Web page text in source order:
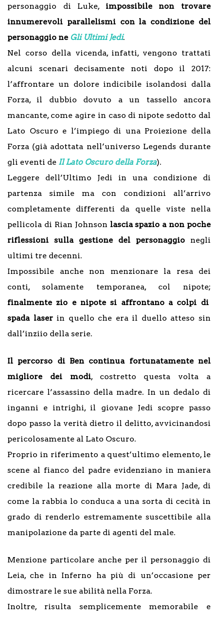
personaggio di Luke, impossibile non trovare
innumerevoli parallelismi con la condizione del
personaggio ne Gli Ultimi Jedi.
Nel corso della vicenda, infatti, vengono trattati
alcuni scenari decisamente noti dopo il 2017:
l’affrontare un dolore indicibile isolandosi dalla
Forza, il dubbio dovuto a un tassello ancora
mancante, come agire in caso di nipote sedotto dal
Lato Oscuro e l’impiego di una Proiezione della
Forza (già adottata nell’universo Legends durante
gli eventi de Il Lato Oscuro della Forza).
Leggere dell’Ultimo Jedi in una condizione di
partenza simile ma con condizioni all’arrivo
completamente differenti da quelle viste nella
pellicola di Rian Johnson lascia spazio a non poche
riflessioni sulla gestione del personaggio negli
ultimi tre decenni.
Impossibile anche non menzionare la resa dei
conti, solamente temporanea, col nipote;
finalmente zio e nipote si affrontano a colpi di
spada laserin quello che era il duello atteso sin
dall’inziio della serie.
Il percorso di Ben continua fortunatamente nel
migliore dei modi, costretto questa volta a
ricercare l’assassino della madre. In un dedalo di
inganni e intrighi, il giovane Jedi scopre passo
dopo passo la verità dietro il delitto, avvicinandosi
pericolosamente al Lato Oscuro.
Proprio in riferimento a quest’ultimo elemento, le
scene al fianco del padre evidenziano in maniera
credibile la reazione alla morte di Mara Jade, di
come la rabbia lo conduca a una sorta di cecità in
grado di renderlo estremamente suscettibile alla
manipolazione da parte di agenti del male.
Menzione particolare anche per il personaggio di
Leia, che in Inferno ha più di un’occasione per
dimostrare le sue abilità nella Forza.
Inoltre, risulta semplicemente memorabile e